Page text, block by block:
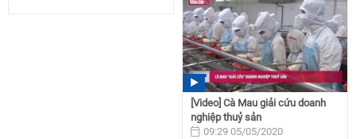
[Video] Cà Mau giải cứu doanh
nghiệp thuỷ sản
09:29 05/05/2020